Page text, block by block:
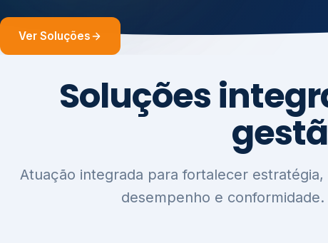
Ver Soluções
Soluções
Atuação integrada para fortalecer estratégia,
desempenho e conformidade.